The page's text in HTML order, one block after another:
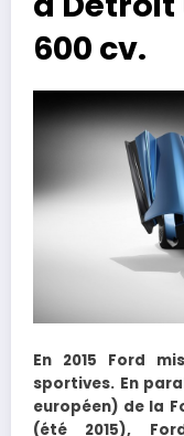
600 cv.
En 2015 Ford
sportives. En
européen) de la
(été 2015),